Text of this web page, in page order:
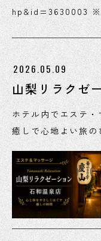
hp&id=3630003 ※ 外部サイトを経由して個別のお知
らせに遷移します。
2026.05.09
山梨リラクゼ
案内
ホテル内でエステ
癒しで心地よい旅
慶山2階の店舗にて
ご予約はできません。 営業時間 10:00～23:00
予約受付 22:00 ご予約・お問い合わせは お電話 or URL
or QRコード から TEL 050-3091-3826
http://b.hpr.jp/kr/sd/
HOT PEPPER